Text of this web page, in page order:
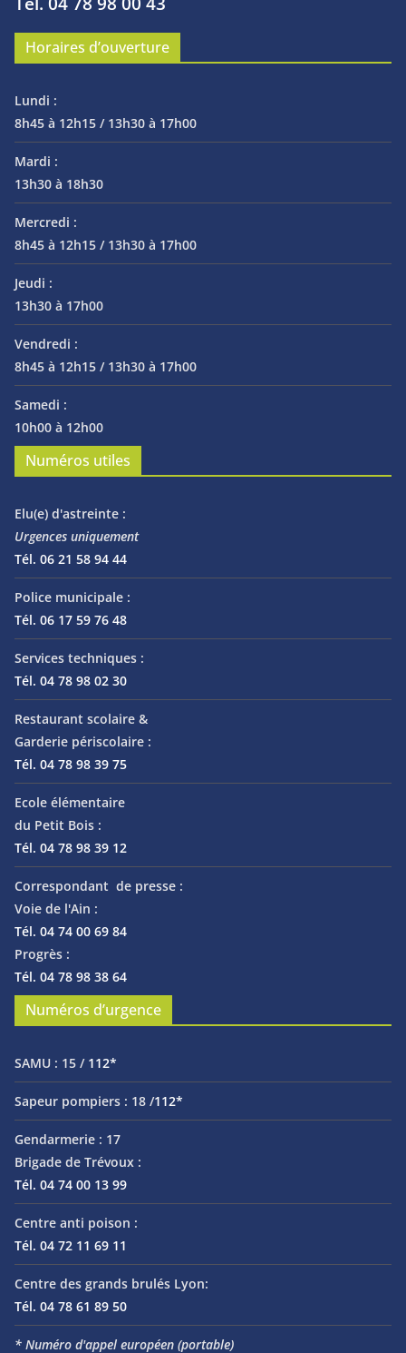
Horaires d’ouverture
Lundi :
8h45 à 12h15 / 13h30 à 17h00
Mardi :
13h30 à 18h30
Mercredi :
8h45 à 12h15 / 13h30 à 17h00
Jeudi :
13h30 à 17h00
Vendredi :
8h45 à 12h15 / 13h30 à 17h00
Samedi :
10h00 à 12h00
Numéros utiles
Elu(e) d'astreinte :
Urgences uniquement
Tél. 06 21 58 94 44
Police municipale :
Tél. 06 17 59 76 48
Services techniques :
Tél. 04 78 98 02 30
Restaurant scolaire &
Garderie périscolaire :
Tél. 04 78 98 39 75
Ecole élémentaire
du Petit Bois :
Tél. 04 78 98 39 12
Correspondant de presse :
Voie de l'Ain :
Tél. 04 74 00 69 84
Progrès :
Tél. 04 78 98 38 64
Numéros d’urgence
SAMU : 15 / 112*
Sapeur pompiers : 18 /112*
Gendarmerie : 17
Brigade de Trévoux :
Tél. 04 74 00 13 99
Centre anti poison :
Tél. 04 72 11 69 11
Centre des grands brulés Lyon:
Tél. 04 78 61 89 50
* Numéro d'appel européen (portable)